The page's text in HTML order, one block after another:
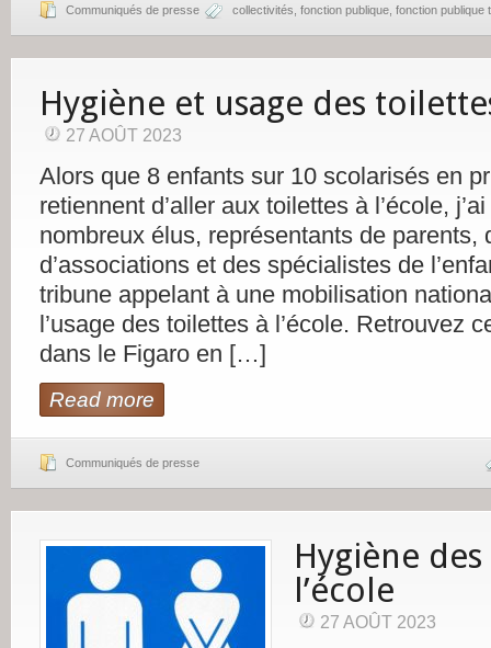
Communiqués de presse collectivités fonction publique fonction publique
Hygiène et usage des
27 AOÛT 2023
Alors que 8 enfants sur 10 scolarisés en
retiennent d’aller aux toilettes à l’école,
nombreux élus, représentants de parents,
d’associations et des spécialistes de
tribune appelant à une mobilisation
l’usage des toilettes à l’école. Retrouvez
dans le Figaro en […]
Read more
Communiqués de presse
Hygiène
l’école
27 AOÛT 2023